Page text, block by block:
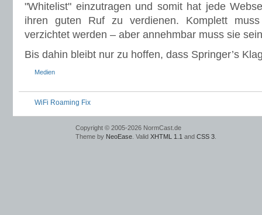
"Whitelist" einzutragen und somit hat jede
ihren guten Ruf zu verdienen. Komplett
verzichtet werden – aber annehmbar muss sie
Bis dahin bleibt nur zu hoffen, dass Springer’s
Medien
WiFi Roaming Fix
Copyright © 2005-2026 NormCast.de
Theme by NeoEase . Valid XHTML 1.1 and CSS 3